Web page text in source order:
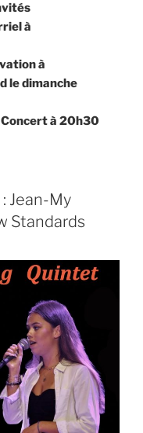
à
à
le dimanche
à 20h30
Jean-My
Standards